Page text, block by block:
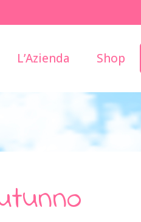
L’Azienda Shop